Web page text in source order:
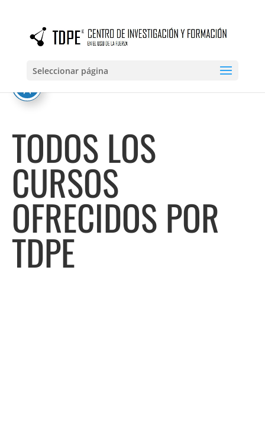
Seleccionar página
TODOS LOS
CURSOS
OFRECIDOS POR
TDPE